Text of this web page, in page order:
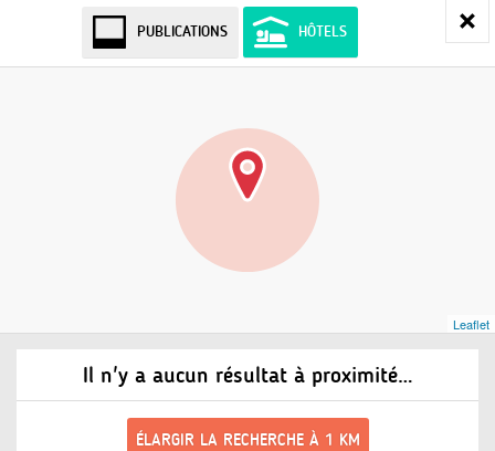
PUBLICATIONS HÔTELS
Il n'y a aucun résultat à proximité…
ÉLARGIR LA RECHERCHE À 1 KM
Leaflet